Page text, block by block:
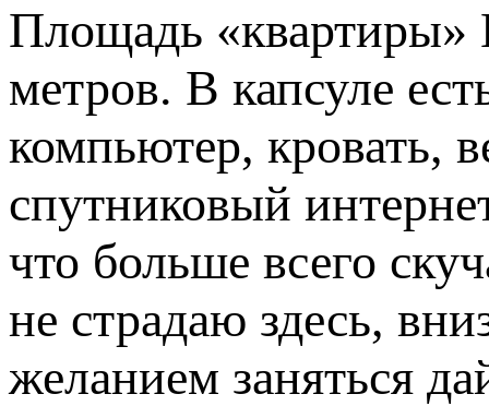
Площадь «квартиры»
метров. В капсуле
компьютер, кровать,
спутниковый
что больше всего
не страдаю здесь,
желанием заняться